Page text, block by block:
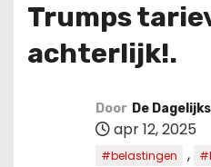
Trumps
achterlijk!.
Door De
apr 12, 2025
#belastingen ,